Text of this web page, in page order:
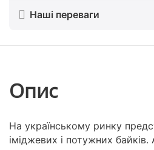
Наші переваги
Опис
На українському ринку
іміджевих і потужних